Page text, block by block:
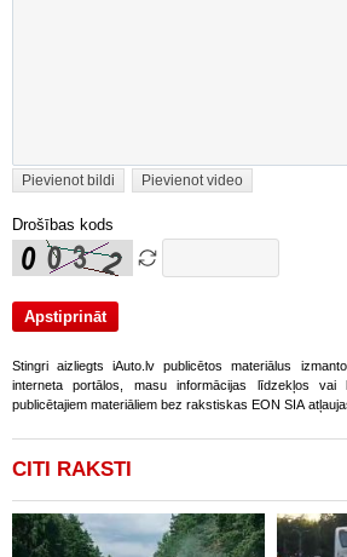
Pievienot bildi Pievienot video
Drošības kods
Stingri aizliegts iAuto.lv publicētos materiālus
interneta portālos, masu informācijas līdzekļos
publicētajiem materiāliem bez rakstiskas EON SIA
CITI RAKSTI